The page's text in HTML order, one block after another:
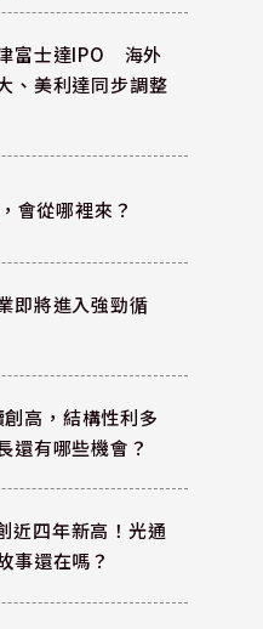
富士達IPO 海外
、美利達同步調整
會從哪裡來？
即將進入強勁循
高，結構性利多
還有哪些機會？
近四年新高！光通
事還在嗎？